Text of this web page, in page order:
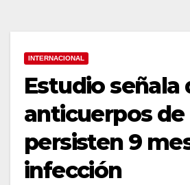
INTERNACIONAL
Estudio señala
anticuerpos de
persisten 9
infección